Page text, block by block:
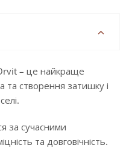
– це найкраще
та створення затишку і
за сучасними
та довговічність.